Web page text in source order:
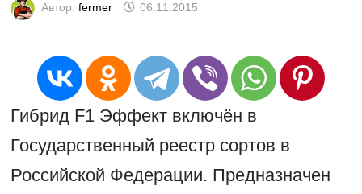
Автор: fermer 06.11.2015
Гибрид F1 Эффект включён в
Государственный реестр сортов в
Российской Федерации. Предназначен